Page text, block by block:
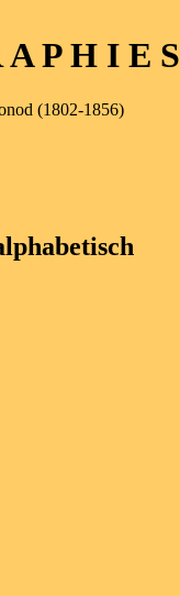
P H I E S
(1802-1856)